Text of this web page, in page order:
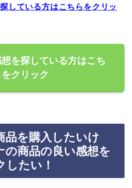
している方はこちらをクリッ
を探している方はこち
をクリック
品を購入したいけ
の商品の良い感想を
したい！